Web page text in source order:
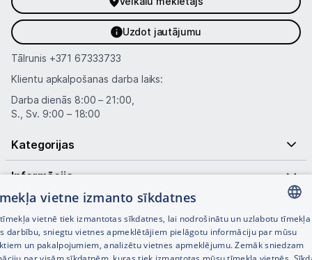
Uzdot jautājumu
Tālrunis +371 67333733
Klientu apkalpošanas darba laiks:
Darba dienās 8:00 – 21:00,
S., Sv. 9:00 – 18:00
Kategorijas
Informācija
Noderīgas saites
LATVIAN
RUSSIAN
vietne izmanto sīkdatnes
vietnē tiek izmantotas sīkdatnes, lai nodrošinātu un uzlabotu tīmekļa
darbību, sniegtu vietnes apmeklētājiem pielāgotu informāciju par mūsu
un pakalpojumiem, analizētu vietnes apmeklējumu. Zemāk sniedzam